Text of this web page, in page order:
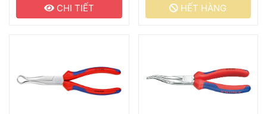
CHI TIẾT HẾT HÀNG